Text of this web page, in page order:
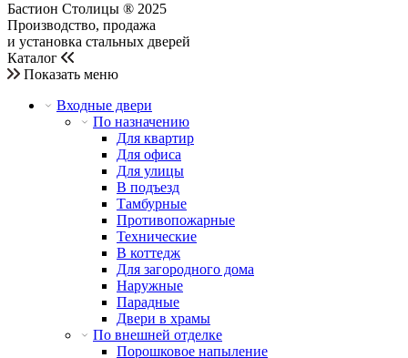
Бастион Столицы ® 2025
Производство, продажа
и установка стальных дверей
Каталог
Показать меню
Входные двери
По назначению
Для квартир
Для офиса
Для улицы
В подъезд
Тамбурные
Противопожарные
Технические
В коттедж
Для загородного дома
Наружные
Парадные
Двери в храмы
По внешней отделке
Порошковое напыление